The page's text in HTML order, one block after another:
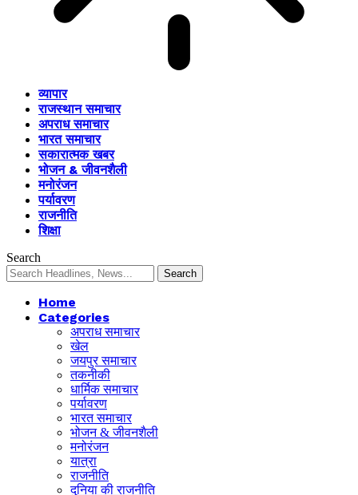
व्यापार
राजस्थान समाचार
अपराध समाचार
भारत समाचार
सकारात्मक खबर
भोजन & जीवनशैली
मनोरंजन
पर्यावरण
राजनीति
शिक्षा
Search
Home
Categories
अपराध समाचार
खेल
जयपुर समाचार
तकनीकी
धार्मिक समाचार
पर्यावरण
भारत समाचार
भोजन & जीवनशैली
मनोरंजन
यात्रा
राजनीति
दुनिया की राजनीति